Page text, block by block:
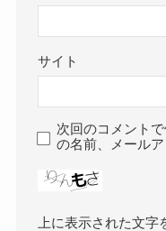
サイト
次回のコメント
の名前、メール
上に表示された文字